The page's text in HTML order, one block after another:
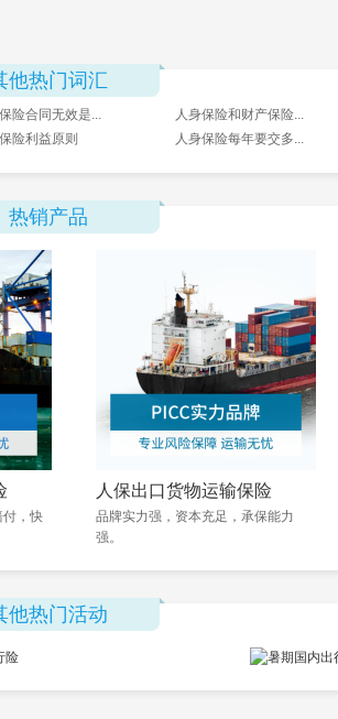
他热门词汇
险合同无效是... 人身保险和财产保险...
险利益原则 人身保险每年要交多...
热销产品
付，快
人保出口货物运输保险
品牌实力强，资本充足，承保能力
强。
他热门活动